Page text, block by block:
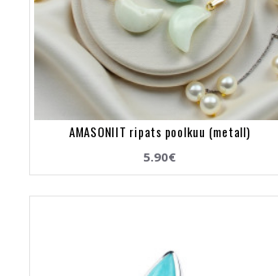
AMASONIIT ripats poolkuu (metall)
5.90€